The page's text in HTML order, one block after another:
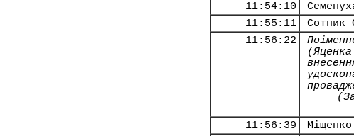
11:54:10
11:55:11
Сотник
11:56:22
11:56:39